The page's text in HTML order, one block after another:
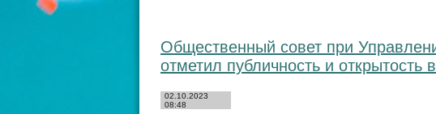
Общественный совет при
отметил публичность и открытость
02.10.2023
08:48